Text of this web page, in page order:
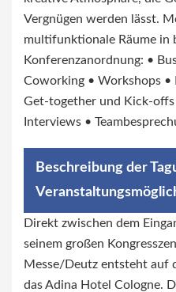
Vergnügen werden lässt.
multifunktionale Räume in
Konferenzanordnung: •
Coworking • Workshops
Get-together und Kick-offs
Interviews •
Beschreibung der
Direkt zwischen dem
seinem großen
Messe/Deutz entsteht auf
das Adina Hotel Cologne.